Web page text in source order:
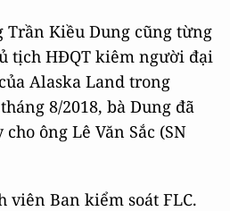
Kiều Dung cũng từng
tịch HĐQT kiêm người đại
Alaska Land trong
8/2018, bà Dung đã
ông Lê Văn Sắc (SN
viên Ban kiểm soát FLC.